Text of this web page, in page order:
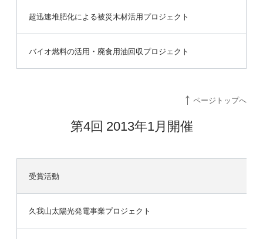
超迅速堆肥化による被災木材活用プロジェクト
バイオ燃料の活用・廃食用油回収プロジェクト
ページトップへ
第4回 2013年1月開催
受賞活動
久我山太陽光発電事業プロジェクト